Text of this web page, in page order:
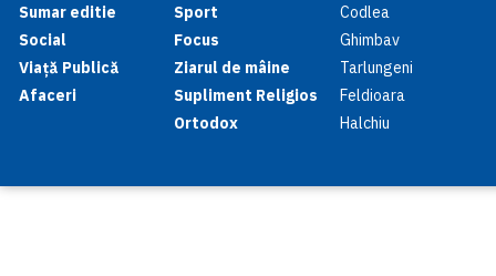
Sumar editie
Social
Viață Publică
Afaceri
Sport
Focus
Ziarul de mâine
Supliment Religios
Ortodox
Codlea
Ghimbav
Tarlungeni
Feldioara
Halchiu